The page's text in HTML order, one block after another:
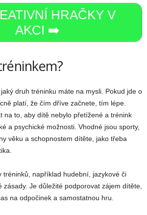
HRAČKY V
AKCI ➡️
druh tréninku máte na mysli. Pokud jde o
platí, že čím dříve začnete, tím lépe.
na to, aby dítě nebylo přetížené a trénink
a psychické možnosti. Vhodné jsou sporty,
věku a schopnostem dítěte, jako třeba
tréninků, například hudební, jazykové či
zásady. Je důležité podporovat zájem dítěte,
na odpočinek a samostatnou hru.